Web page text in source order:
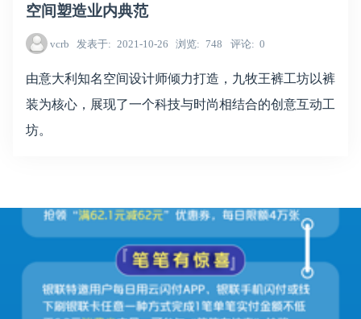
空间塑造业内典范
vcrb 发表于 2021-10-26 浏览 748 评论 0
由意大利知名空间设计师倾力打造，九牧王裤工坊以裤
装为核心，展现了一个科技与时尚相结合的创意互动工
坊。